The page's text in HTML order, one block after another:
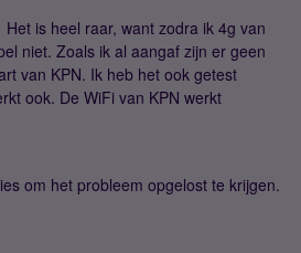
is heel raar, want zodra ik 4g van
niet. Zoals ik al aangaf zijn er geen
van KPN. Ik heb het ook getest
ook. De WiFi van KPN werkt
om het probleem opgelost te krijgen.